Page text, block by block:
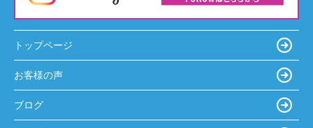
トップページ
お客様の声
ブログ